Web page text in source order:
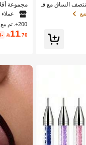
الساق مع ف
مناسبة للعودة إ
8/
لات
المدرسة،
200+. تم بيع
11.70